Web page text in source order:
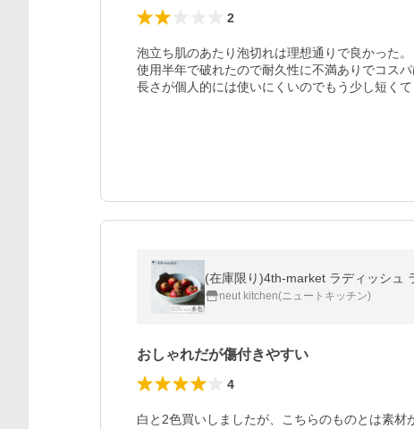
2
泡立ち肌のあたり泡切れは理想通りで良かった。
使用半年で破れたので耐久性に不満ありでコス
長さが個人的には使いにくいのでもう少し短くて
(在庫限り)4th-market ラディッシュ
neut kitchen(ニュートキッチン)
おしゃれだが傷付きやすい
4
白と2色買いしましたが、こちらのものとは素